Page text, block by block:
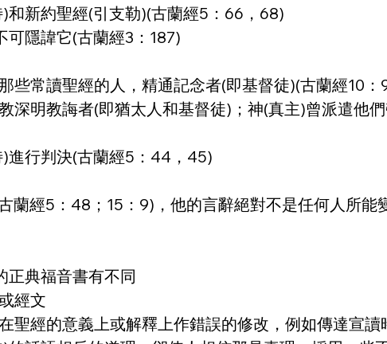
和新約聖經(引支勒)(古蘭經5：66，68)
可隱諱它(古蘭經3：187)
些常讀聖經的人，精通記念者(即基督徒)(古蘭經10：
深明教誨者(即猶太人和基督徒)；神(真主)曾派遣他
進行判決(古蘭經5：44，45)
蘭經5：48；15：9)，他的言辭絕對不是任何人所能
正典福音書有不同
經文
聖經的意義上或解釋上作錯誤的修改，例如傳達宣